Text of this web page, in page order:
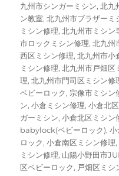
九州市シンガーミシン,北九
ン教室,北九州市ブラザーミ
ミシン修理,北九州市ミシン
市ロックミシン修理,北九州
西区ミシン修理,北九州市小
ミシン修理,北九州市戸畑区
理,北九州市門司区ミシン修
ベビーロック, 宗像市ミシン
ン,小倉ミシン修理,小倉北区
ガーミシン,小倉北区ミシン
babylock(ベビーロック),
ロック,小倉南区ミシン修理,
ミシン修理, 山陽小野田市
区ベビーロック, 戸畑区ミシ